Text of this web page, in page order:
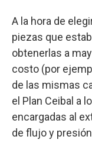
A la hora de
piezas que
obtenerlas a
costo (por
de las mismas
el Plan Ceibal a
encargadas al
de flujo y